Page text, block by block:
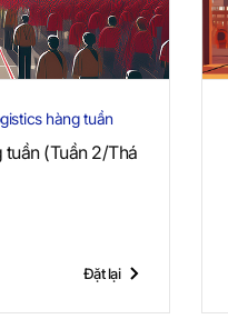
hàng tuần
(Tuần 2/Thá
Đặt lại